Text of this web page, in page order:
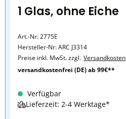
1 Glas, ohne Eiche
Art.-Nr:2775E
Hersteller-Nr:ARC J3314
Preise inkl. MwSt. zzgl. Versandkosten
versandkostenfrei (DE) ab 99€**
Verfügbar
Lieferzeit: 2-4 Werktage*